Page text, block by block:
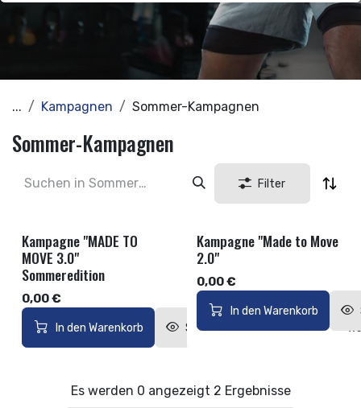
... Kampagnen Sommer-Kampagnen
Sommer-Kampagnen
Filter
Sommer
Kampagne "MADE TO
MOVE 3.0"
Sommeredition
0,00€
In den Warenkorb Schnellansicht Auf die
Kampagne "Made to Move
2.0"
0,00€
In den Warenkorb
Es werden 0 angezeigt 2 Ergebnisse